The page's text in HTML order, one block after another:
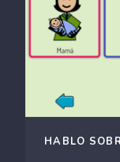
HABLO